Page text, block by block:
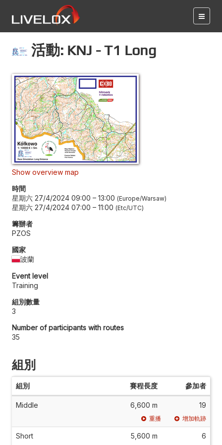
活動: KNJ - T1 Long
Show overview map
時間
星期六 27/4/2024 09:00 – 13:00 Europe/Warsaw
星期六 27/4/2024 07:00 – 11:00 Etc/UTC
籌辦者
PZOS
國家
波蘭
Event level
Training
組別數量
3
Number of participants with routes
35
組別
組別 賽程長度 參加者
Middle 6,600 m 19
重播 增加軌跡
Short 5,600 m 6